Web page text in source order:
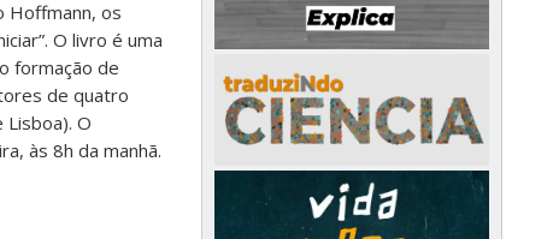
Hoffmann, os
O livro é uma
formação de
de quatro
Lisboa). O
às 8h da manhã.